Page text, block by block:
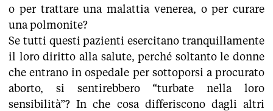
o per trattare una malattia venerea, o per curare
una polmonite?
Se tutti questi pazienti esercitano tranquillamente
il loro diritto alla salute, perché soltanto le donne
che entrano in ospedale per sottoporsi a procurato
aborto, si sentirebbero “turbate nella loro
sensibilità”? In che cosa differiscono dagli altri